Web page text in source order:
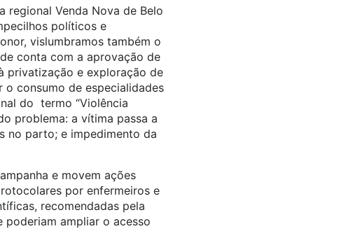
regional Venda Nova de Belo
políticos e
vislumbramos também o
conta com a aprovação de
privatização e exploração de
consumo de especialidades
do termo “Violência
problema: a vítima passa a
no parto; e impedimento da
e movem ações
por enfermeiros e
recomendadas pela
poderiam ampliar o acesso